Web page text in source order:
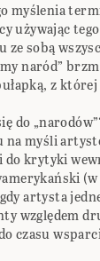
myślenia
używając
ze sobą
naród”
z
do
myśli
do krytyki
artysta
względem
czasu